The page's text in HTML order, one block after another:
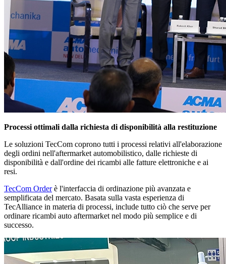
Processi ottimali dalla richiesta di disponibilità alla restituzione
Le soluzioni TecCom coprono tutti i processi relativi all'elaborazione
degli ordini nell'aftermarket automobilistico, dalle richieste di
disponibilità e dall'ordine dei ricambi alle fatture elettroniche e ai
resi.
TecCom Orderè l'interfaccia di ordinazione più avanzata e
semplificata del mercato. Basata sulla vasta esperienza di
TecAlliance in materia di processi, include tutto ciò che serve per
ordinare ricambi auto aftermarket nel modo più semplice e di
successo.